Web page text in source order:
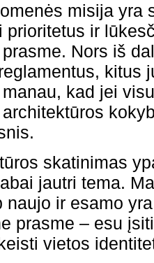
misija yra
prioritetus ir
Nors iš
kitus
kad jei
skatinimas
jautri tema.
ir esamo
prasme – esu
vietos